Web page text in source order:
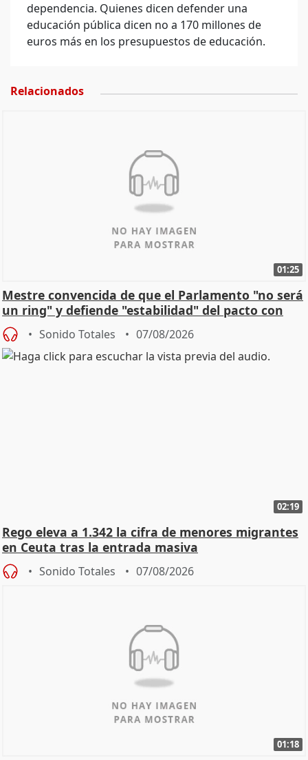
dependencia. Quienes dicen defender una
educación pública dicen no a 170 millones de
euros más en los presupuestos de educación.
Relacionados
01:25
Mestre convencida de que el Parlamento "no será
un ring" y defiende "estabilidad" del pacto con
Vox
Sonido Totales 07/08/2026
02:19
Rego eleva a 1.342 la cifra de menores migrantes
en Ceuta tras la entrada masiva
Sonido Totales 07/08/2026
01:18